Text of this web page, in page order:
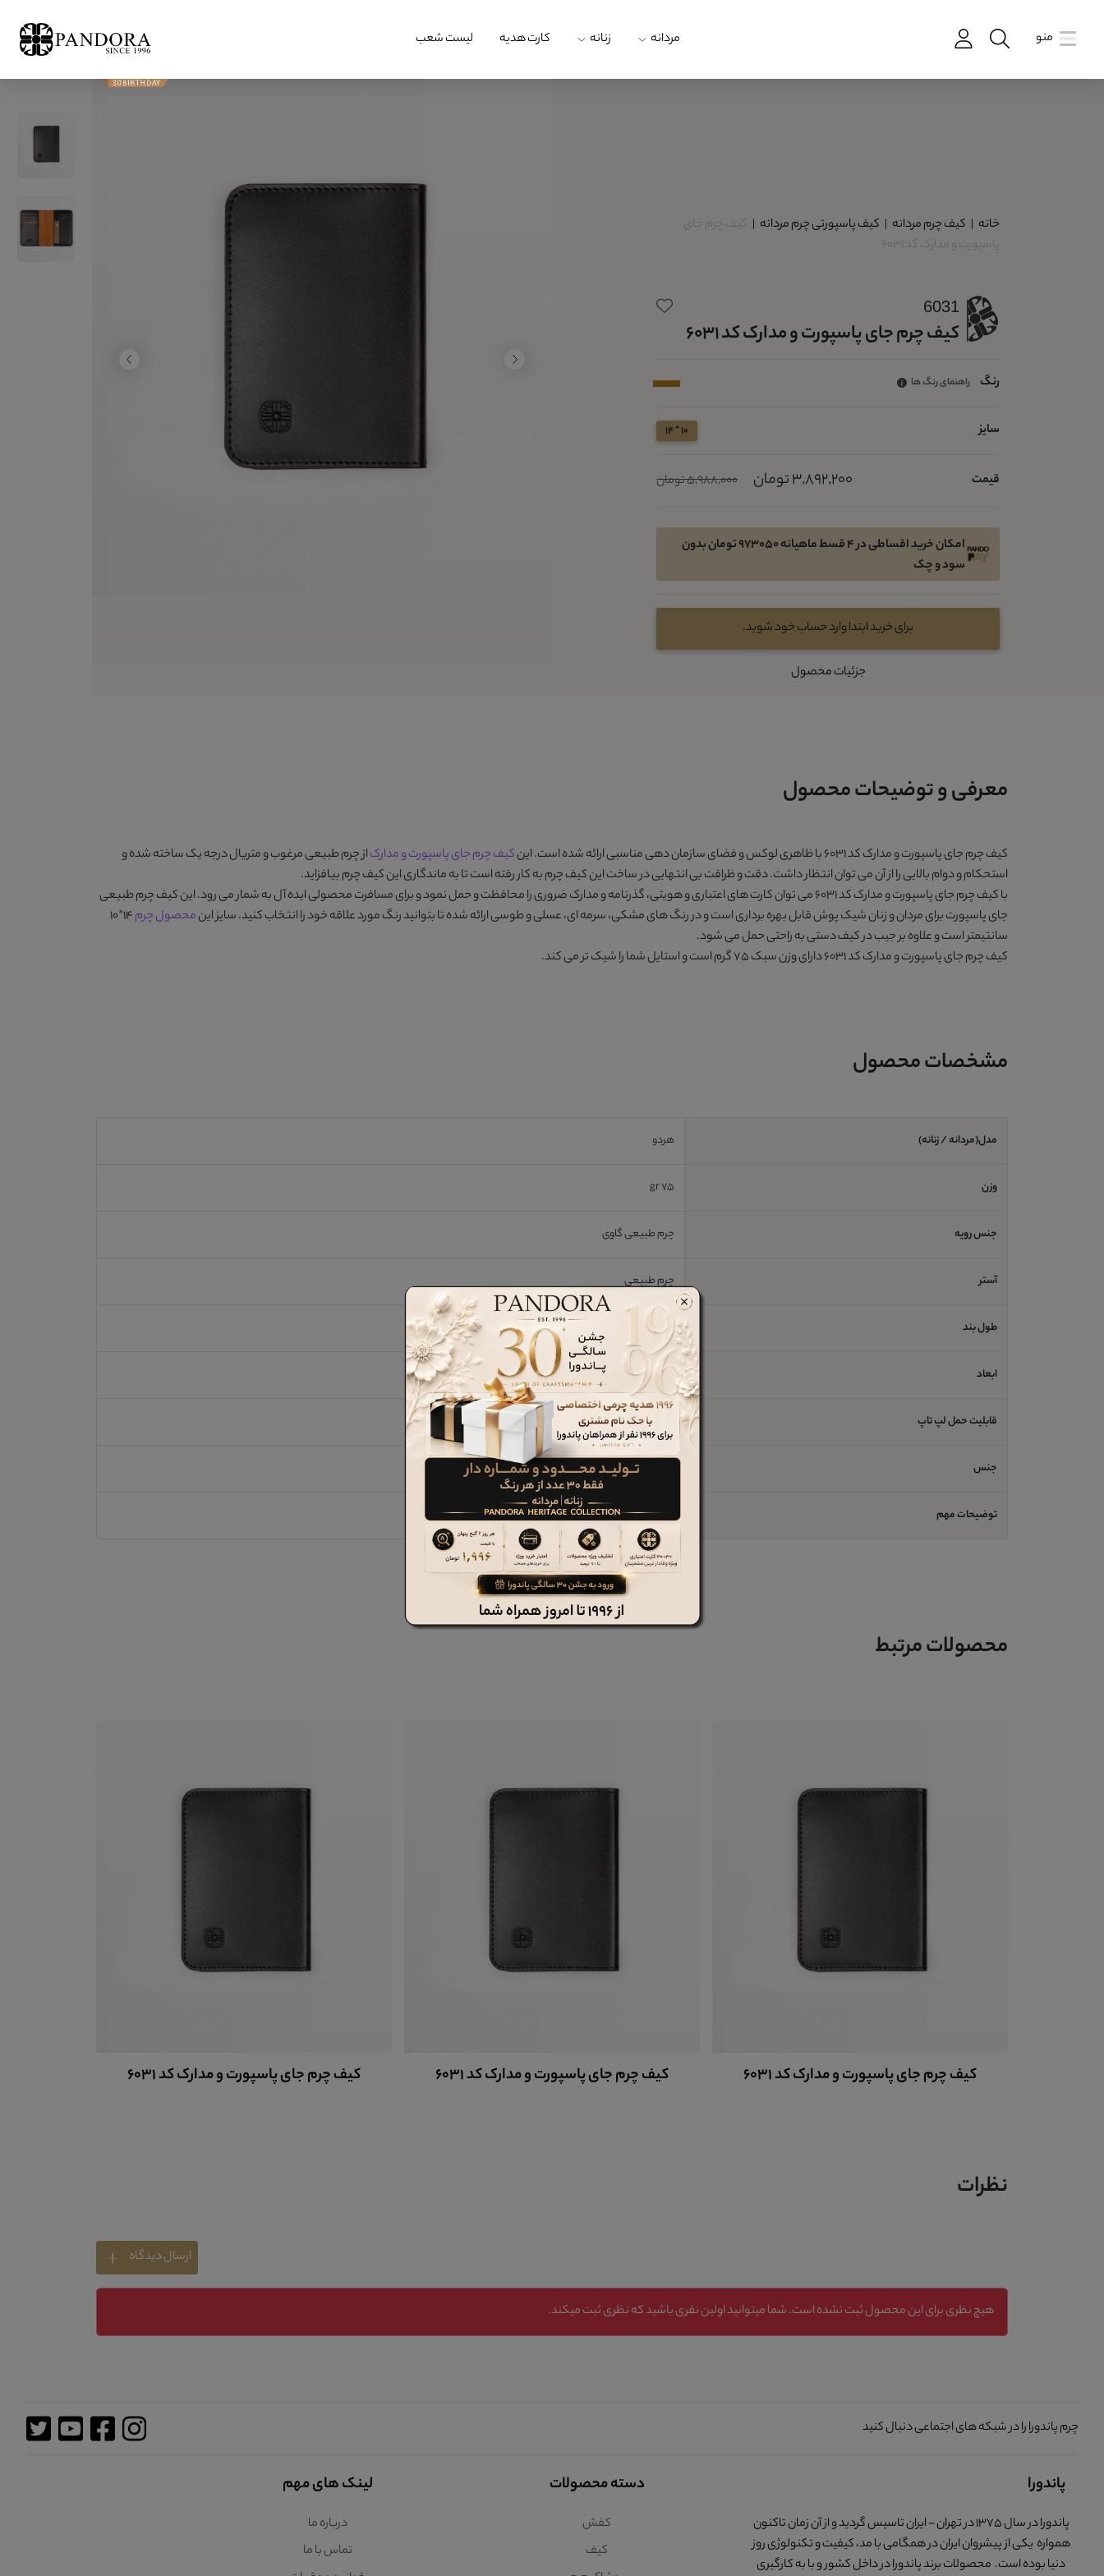
منو مردانه زنانه کارت هدیه لیست شعب
خانه | کیف چرم مردانه | کیف پاسپورتی چرم مردانه | کیف چرم جای
پاسپورت و مدارک کد 6031
6031
کیف چرم جای پاسپورت و مدارک کد 6031
رنگ راهنمای رنگ ها
سایز 10 * 14
قیمت 3,892,200 تومان 5,988,000 تومان
امکان خرید اقساطی در 4 قسط ماهیانه 973050 تومان بدون
سود و چک
برای خرید ابتدا وارد حساب خود شوید.
جزئیات محصول
معرفی و توضیحات محصول
کیف چرم جای پاسپورت و مدارک کد 6031 با ظاهری لوکس و فضای سازمان دهی مناسبی ارائه شده است. اینکیف چرم جای پاسپورت و مدارکاز چرم طبیعی مرغوب و متریال درجه یک ساخته شده و
استحکام و دوام بالایی را از آن می توان انتظار داشت. دقت و ظرافت بی انتهایی در ساخت این کیف چرم به کار رفته است تا به ماندگاری این کیف چرم بیافزاید.
باکیف چرم جای پاسپورت و مدارک کد 6031
می توان کارت های اعتباری و هویتی، گذرنامه و مدارک ضروری را محافظت و حمل نمود و برای مسافرت محصولی ایده آل به شمار می رود. این کیف چرم طبیعی
جای پاسپورت برای مردان و زنان شیک پوش قابل بهره برداری است و در رنگ هایمشکی، سرمه ای، عسلی و طوسیارائه شده تا بتوانید رنگ مورد علاقه خود را انتخاب کنید. سایز اینمحصول چرم
14*10
سانتیمتر است و علاوه بر جیب در کیف دستی به راحتی حمل می شود.
کیف چرم جای پاسپورت و مدارک کد 6031
دارای وزن سبک 75 گرم است و استایل شما را شیک تر می کند.
مشخصات محصول
مدل(مردانه / زنانه) هردو
وزن 75 gr
جنس رویه چرم طبیعی گاوی
آستر چرم طبیعی
طول بند
ابعاد 10 * 14 cm
قابلیت حمل لپ تاپ
جنس چرم طبیعی
توضیحات مهم کیف چرم جای پاسپورت و مدارک کد 6031
محصولات مرتبط
کیف چرم جای پاسپورت و مدارک کد 6031 کیف چرم جای پاسپورت و مدارک کد 6031 کیف چرم جای پاسپورت و مدارک کد 6031
نظرات
ارسال دیدگاه
هیچ نظری برای این محصول ثبت نشده است. شما میتوانید اولین نفری باشید که نظری ثبت میکند.
چرم پاندورا را در شبکه های اجتماعی دنبال کنید
پاندورا
پاندورا در سال 1375 در تهران - ایران تاسیس گردید و از آن زمان تاکنون
همواره یکی از پیشروان ایران در همگامی با مد، کیفیت و تکنولوژی روز
دنیا بوده است. محصولات برند پاندورا در داخل کشور و با به کارگیری
دسته محصولات
کفش
کیف
لینک های مهم
درباره ما
تماس با ما